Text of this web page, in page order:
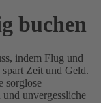
buchen
indem Flug und
Zeit und Geld.
sorglose
unvergessliche